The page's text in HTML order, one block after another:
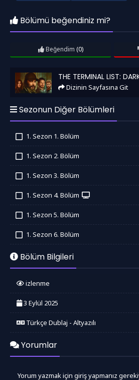
Bölümü beğendiniz mi?
Beğendim (0)
The Terminal List: Dark WolfTHE TERMINAL LIST:
Dizinin Sayfasına Git
Sezonun Diğer Bölümleri
1. Sezon 1. Bölüm
1. Sezon 2. Bölüm
1. Sezon 3. Bölüm
1. Sezon 4. Bölüm
1. Sezon 5. Bölüm
1. Sezon 6. Bölüm
Bölüm Bilgileri
izlenme
3 Eylül 2025
Türkçe Dublaj - Altyazılı
Yorumlar
Yorum yazmak için giriş yapmanız